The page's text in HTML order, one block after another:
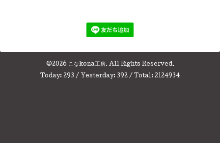
©2026 こなkona工房. All Rights Reserved.
Today: 293 / Yesterday: 392 / Total: 2124934